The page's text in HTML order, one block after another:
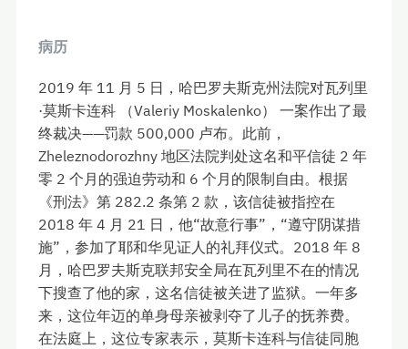
病历
2019 年 11 月 5 日，哈巴罗夫斯克州法院对瓦列里
·莫斯卡连科 （Valeriy Moskalenko） 一案作出了最
终裁决——罚款 500,000 卢布。此前，
Zheleznodorozhny 地区法院判处这名和平信徒 2 年
零 2 个月的强迫劳动和 6 个月的限制自由。根据
《刑法》第 282.2 条第 2 款，该信徒被指控在
2018 年 4 月 21 日，他“故意行事”，“遵守阴谋措
施”，参加了耶和华见证人的礼拜仪式。2018 年 8
月，哈巴罗夫斯克联邦安全局在瓦列里不在的情况
下搜查了他的家，这名信徒被关进了监狱。一年多
来，这位年迈的单身母亲被剥夺了儿子的抚养费。
在法庭上，这位专家表示，莫斯卡连科与信徒同胞